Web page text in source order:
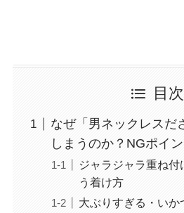
目次
なぜ「男ネックレスだ
しまうのか？NGポイ
ジャラジャラ重ね
う着け方
大ぶりすぎる・い